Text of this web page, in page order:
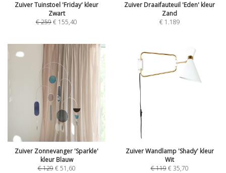
Zuiver Tuinstoel 'Friday' kleur
Zwart
€259€ 155,40
Zuiver Draaifauteuil 'Eden' kleur
Zand
€ 1.189
Zuiver Zonnevanger 'Sparkle'
kleur Blauw
€129 €51,60
Zuiver Wandlamp 'Shady' kleur
Wit
€119 €35,70